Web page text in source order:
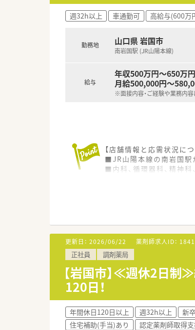
■管理薬剤師として店舗
■高年収を維持しながら
週32h以上 車通勤可 高給与(600万
勤務地 山口県 岩国市
南岩国駅 (JR山陽本線)
給与
年収500万円～650万円
月給500,000円～
※面接内容・ご経験や業務内
【店舗情報と応需状況につ
■JR山陽本線の南岩国駅
■内科、循環器科、精神科
■ご経験や業務内容によ
■年俸制のため賞与はあ
■退職金制度や教育制度
【想定されるキャリアイメ
■安定した基盤を持つ法
■日々の業務を通じて、
■経験豊富な先輩薬剤師
更新日： 2026/06/22 薬剤師求人ID：
正社員 調剤薬局
【岩国市】≪週休2日
120日！
年間休日120日以上 週32h以上 新
住宅補助(手当)あり
認定薬剤師取得支